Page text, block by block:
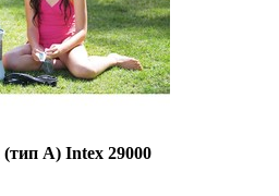
А) Intex 29000